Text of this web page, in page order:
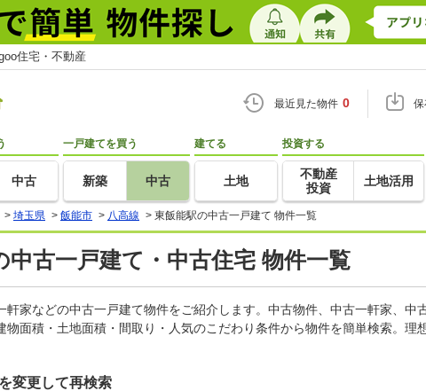
住宅・不動産
最近見た物件 0
中古
一戸建てを買う
新築 中古
建てる
土地
投資する
不動産
投資
土地活用
> 埼玉県 > 飯能市 > 八高線 > 東飯能駅の中古一戸建て 物件一覧
中古一戸建て・中古住宅 物件一覧
家などの中古一戸建て物件をご紹介します。中古物件、中古一軒家、中
面積・土地面積・間取り・人気のこだわり条件から物件を簡単検索。理
変更して再検索